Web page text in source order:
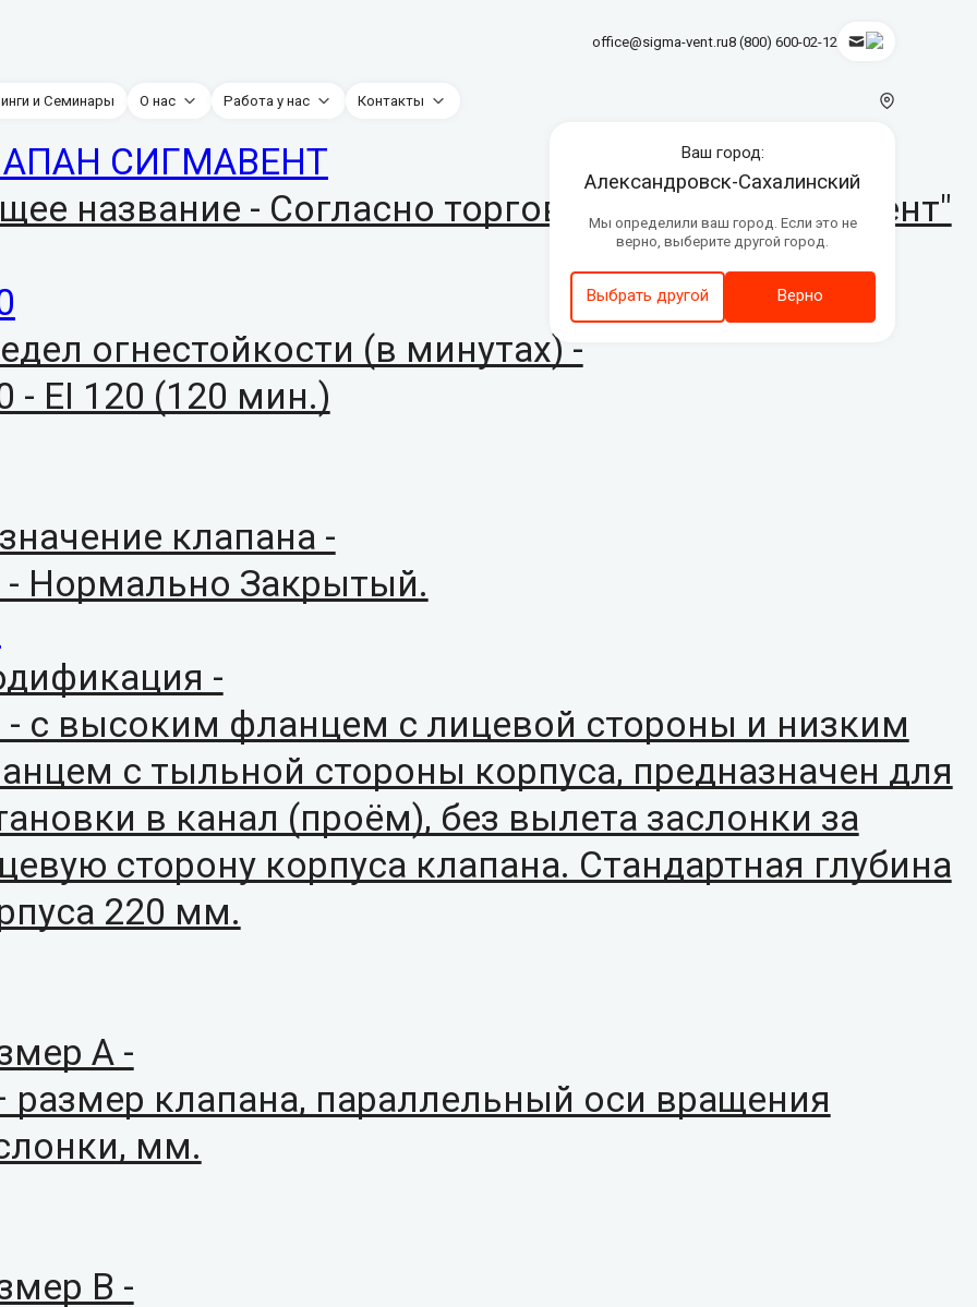
office@sigma-vent.ru8 (800) 600-02-12
и Семинары О нас Работа у нас Контакты
Ваш город:
Александровск-Сахалинский
Мы определили ваш город. Если это не
верно, выберите другой город.
Выбрать другой Верно
СИГМАВЕНТ
название - Согласно торговой марки "Сигмавент"
огнестойкости (в минутах) -
- EI 120 (120 мин.)
клапана -
- Нормально Закрытый.
-
- с высоким фланцем с лицевой стороны и низким
с тыльной стороны корпуса, предназначен для
в канал (проём), без вылета заслонки за
сторону корпуса клапана. Стандартная глубина
220 мм.
А -
размер клапана, параллельный оси вращения
мм.
В -